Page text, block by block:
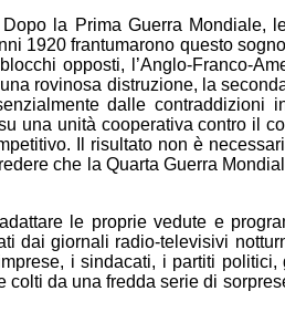
la Prima Guerra Mondiale,
1920 frantumarono questo
opposti, l’Anglo-Franco-
rovinosa distruzione, la
dalle contraddizioni
una unità cooperativa contro il
Il risultato non è
che la Quarta Guerra
le proprie vedute e
dai giornali radio-televisivi
i sindacati, i partiti
da una fredda serie di